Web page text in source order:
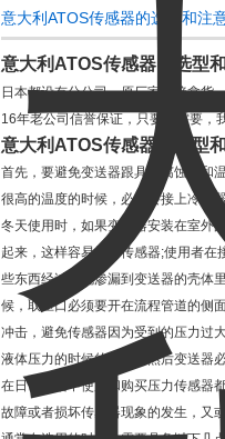
意大利ATOS传感器的选型和注
意大利ATOS传感器的选型
日本都设有分公司，原厂家直接拿货
16年老公司信誉保证，只要你需要，
意大利ATOS传感器的选型
首先，要避免变送器跟具有腐蚀性和
很高的温度的时候，必须要接上冷凝
冬天使用时，如果变送器安装在室外
起来，这样容易损害传感器;使用者
些东西经过电缆渗漏到变送器的壳体
候，取压口必须要开在流程管道的侧
冲击，避免传感器因为受到的压力过
液体压力的时候的差异，然后变送器
在日常生活中使用和购买压力传感器
故障或者损坏传感器现象的发生，又